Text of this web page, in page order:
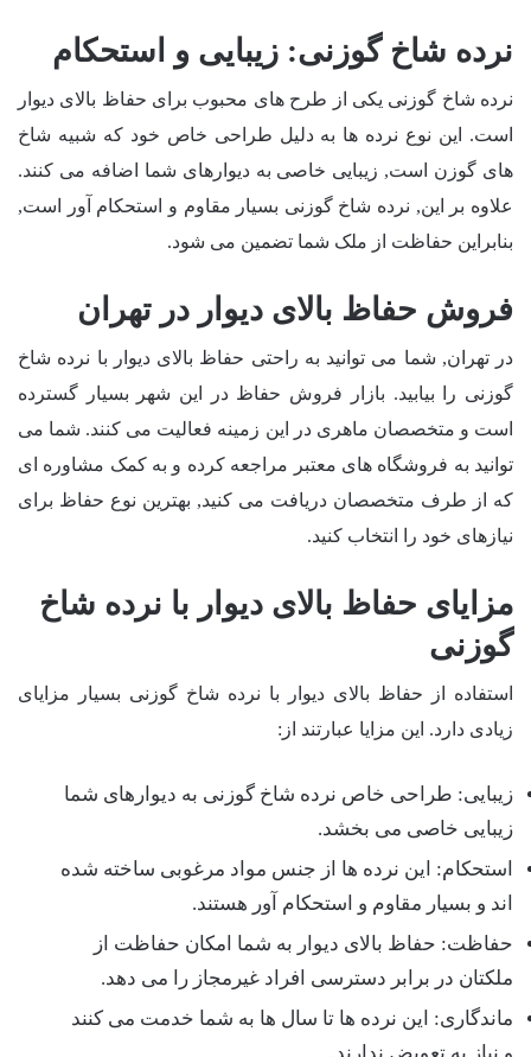
نرده شاخ گوزنی: زیبایی و استحکام
نرده شاخ گوزنی یکی از طرح های محبوب برای حفاظ بالای دیوار
است. این نوع نرده ها به دلیل طراحی خاص خود که شبیه شاخ
های گوزن است, زیبایی خاصی به دیوارهای شما اضافه می کنند.
علاوه بر این, نرده شاخ گوزنی بسیار مقاوم و استحکام آور است,
بنابراین حفاظت از ملک شما تضمین می شود.
فروش حفاظ بالای دیوار در تهران
در تهران, شما می توانید به راحتی حفاظ بالای دیوار با نرده شاخ
گوزنی را بیابید. بازار فروش حفاظ در این شهر بسیار گسترده
است و متخصصان ماهری در این زمینه فعالیت می کنند. شما می
توانید به فروشگاه های معتبر مراجعه کرده و به کمک مشاوره ای
که از طرف متخصصان دریافت می کنید, بهترین نوع حفاظ برای
نیازهای خود را انتخاب کنید.
مزایای حفاظ بالای دیوار با نرده شاخ
گوزنی
استفاده از حفاظ بالای دیوار با نرده شاخ گوزنی بسیار مزایای
زیادی دارد. این مزایا عبارتند از:
زیبایی: طراحی خاص نرده شاخ گوزنی به دیوارهای شما
زیبایی خاصی می بخشد.
استحکام: این نرده ها از جنس مواد مرغوبی ساخته شده
اند و بسیار مقاوم و استحکام آور هستند.
حفاظت: حفاظ بالای دیوار به شما امکان حفاظت از
ملکتان در برابر دسترسی افراد غیرمجاز را می دهد.
ماندگاری: این نرده ها تا سال ها به شما خدمت می کنند